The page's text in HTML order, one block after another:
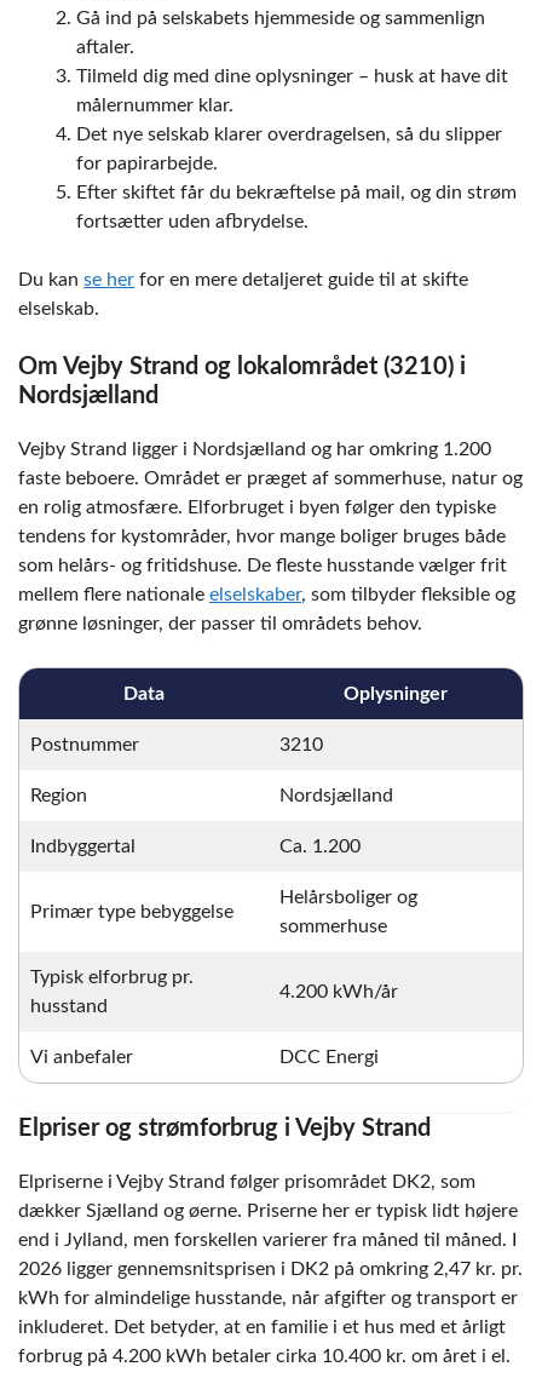
Gå ind på selskabets hjemmeside og sammenlign
aftaler.
Tilmeld dig med dine oplysninger – husk at have dit
målernummer klar.
Det nye selskab klarer overdragelsen, så du slipper
for papirarbejde.
Efter skiftet får du bekræftelse på mail, og din strøm
fortsætter uden afbrydelse.
Du kan se her for en mere detaljeret guide til at skifte
elselskab.
Om Vejby Strand og lokalområdet (3210) i
Nordsjælland
Vejby Strand ligger i Nordsjælland og har omkring 1.200
faste beboere. Området er præget af sommerhuse, natur og
en rolig atmosfære. Elforbruget i byen følger den typiske
tendens for kystområder, hvor mange boliger bruges både
som helårs- og fritidshuse. De fleste husstande vælger frit
mellem flere nationale elselskaber, som tilbyder fleksible og
grønne løsninger, der passer til områdets behov.
Data Oplysninger
Postnummer 3210
Region Nordsjælland
Indbyggertal Ca. 1.200
Primær type bebyggelse
Helårsboliger og
sommerhuse
Typisk elforbrug pr.
husstand
4.200 kWh/år
Vi anbefaler DCC Energi
Elpriser og strømforbrug i Vejby Strand
Elpriserne i Vejby Strand følger prisområdet DK2, som
dækker Sjælland og øerne. Priserne her er typisk lidt højere
end i Jylland, men forskellen varierer fra måned til måned. I
2026 ligger gennemsnitsprisen i DK2 på omkring 2,47 kr. pr.
kWh for almindelige husstande, når afgifter og transport er
inkluderet. Det betyder, at en familie i et hus med et årligt
forbrug på 4.200 kWh betaler cirka 10.400 kr. om året i el.